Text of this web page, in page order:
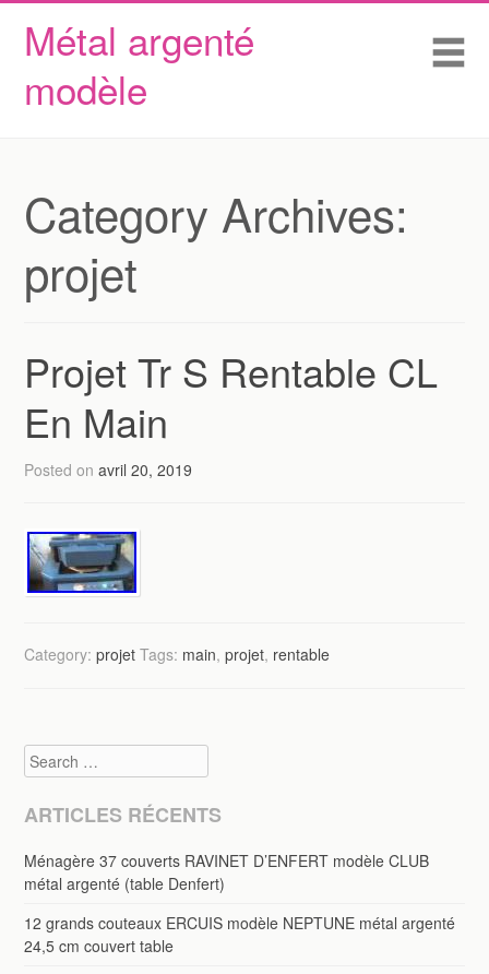
Métal argenté
modèle
Skip to content
Accueil
Conditions d’utilisation
Category Archives:
projet
Projet Tr S Rentable CL
En Main
Posted onavril 20, 2019
Category:projet Tags: main,projet, rentable
Search
ARTICLES RÉCENTS
Ménagère 37 couverts RAVINET D’ENFERT modèle CLUB
métal argenté (table Denfert)
12 grands couteaux ERCUIS modèle NEPTUNE métal argenté
24,5 cm couvert table